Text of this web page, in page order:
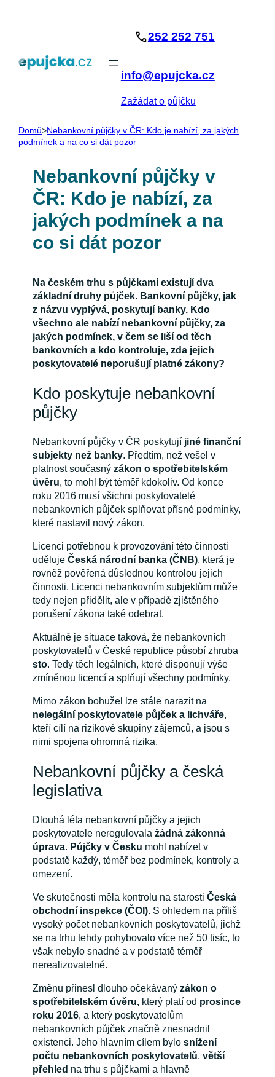
252 252 751
info@epujcka.cz
Zažádat o půjčku
Domů>Nebankovní půjčky v ČR: Kdo je nabízí, za jakých
podmínek a na co si dát pozor
Nebankovní půjčky v
ČR: Kdo je nabízí, za
jakých podmínek a na
co si dát pozor
Na českém trhu s půjčkami existují dva
základní druhy půjček. Bankovní půjčky, jak
z názvu vyplývá, poskytují banky. Kdo
všechno ale nabízí nebankovní půjčky, za
jakých podmínek, v čem se liší od těch
bankovních a kdo kontroluje, zda jejich
poskytovatelé neporušují platné zákony?
Kdo poskytuje nebankovní
půjčky
Nebankovní půjčky v ČR poskytují jiné finanční
subjekty než banky. Předtím, než vešel v
platnost současný zákon o spotřebitelském
úvěru, to mohl být téměř kdokoliv. Od konce
roku 2016 musí všichni poskytovatelé
nebankovních půjček splňovat přísné podmínky,
které nastavil nový zákon.
Licenci potřebnou k provozování této činnosti
uděluje Česká národní banka (ČNB), která je
rovněž pověřená důslednou kontrolou jejich
činnosti. Licenci nebankovním subjektům může
tedy nejen přidělit, ale v případě zjištěného
porušení zákona také odebrat.
Aktuálně je situace taková, že nebankovních
poskytovatelů v České republice působí zhruba
sto. Tedy těch legálních, které disponují výše
zmíněnou licencí a splňují všechny podmínky.
Mimo zákon bohužel lze stále narazit na
nelegální poskytovatele půjček a lichváře,
kteří cílí na rizikové skupiny zájemců, a jsou s
nimi spojena ohromná rizika.
Nebankovní půjčky a česká
legislativa
Dlouhá léta nebankovní půjčky a jejich
poskytovatele neregulovala žádná zákonná
úprava. Půjčky v Česku mohl nabízet v
podstatě každý, téměř bez podmínek, kontroly a
omezení.
Ve skutečnosti měla kontrolu na starosti Česká
obchodní inspekce (ČOI). S ohledem na příliš
vysoký počet nebankovních poskytovatelů, jichž
se na trhu tehdy pohybovalo více než 50 tisíc, to
však nebylo snadné a v podstatě téměř
nerealizovatelné.
Změnu přinesl dlouho očekávaný zákon o
spotřebitelském úvěru, který platí od prosince
roku 2016, a který poskytovatelům
nebankovních půjček značně znesnadnil
existenci. Jeho hlavním cílem bylo snížení
počtu nebankovních poskytovatelů, větší
přehled na trhu s půjčkami a hlavně